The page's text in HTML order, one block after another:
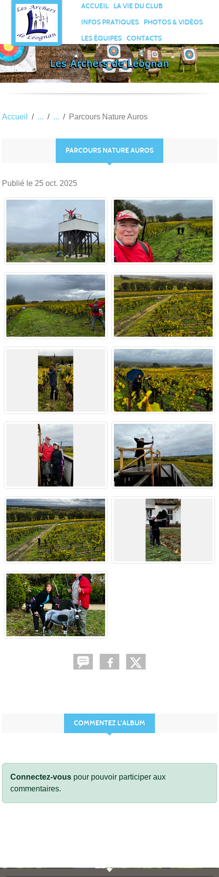
ACCUEIL
LA VIE DU CLUB
INFOS PRATIQUES
PHOTOS & VIDÉOS
LES ÉQUIPES
CONTACTS
Accueil Parcours Nature Auros
PARCOURS NATURE AUROS
Publié le 25 oct. 2025
COMMENTEZ L'ALBUM
Connectez-vous pour pouvoir participer aux
commentaires.
Panneau de gestion des cookies